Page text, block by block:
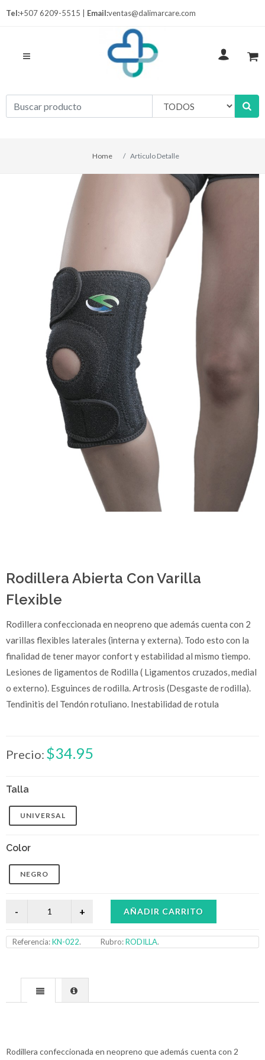
Tel:+507 6209-5515 | Email:ventas@dalimarcare.com
Home Articulo Detalle
Rodillera Abierta Con Varilla
Flexible
Rodillera confeccionada en neopreno que además cuenta con 2
varillas flexibles laterales (interna y externa). Todo esto con la
finalidad de tener mayor confort y estabilidad al mismo tiempo.
Lesiones de ligamentos de Rodilla ( Ligamentos cruzados, medial
o externo). Esguinces de rodilla. Artrosis (Desgaste de rodilla).
Tendinitis del Tendón rotuliano. Inestabilidad de rotula
Precio: $34.95
Talla
UNIVERSAL
Color
NEGRO
AÑADIR CARRITO
Referencia:KN-022. Rubro:RODILLA.
Rodillera confeccionada en neopreno que además cuenta con 2